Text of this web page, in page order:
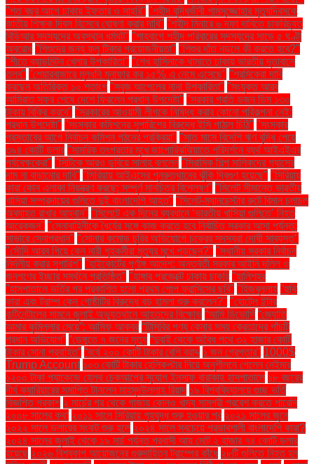
"শত বছর আগে ঢাকায় ইফতার ও সাহ্‌রি" "শহীদ বুদ্ধিজীবী শামসুজ্জোহার মৃত্যুদিবসকে
জাতীয় শিক্ষক দিবস হিসেবে ঘোষণা করার দাবি" "শহীদ মিনারে ৬ দফা দাবিতে চাকরিচ্যুত
বিডিআর সদস্যদের অবস্থান ধর্মঘট" "শাহবাগে শহীদ পরিবারের সদস্যদের সাড়ে ৫ ঘণ্টা
অবরোধ "শিশুদের জন্য ফ্লু টিকার প্রয়োজনীয়তা" "শিশুর দাঁত নড়লে কী করতে হবে?"
"শীতে ব্যাডমিন্টন খেলার উপকারিতা" "শেখ হাসিনাকে থামাতে ঢাকায় ভারতীয় দূতাবাসে
তলব" "শেয়ারবাজারে মূলধনি মুনাফার কর ১৫% এ নেমে এসেছে" "শ্রমিকেরা দাবি
করছেন অতিরিক্ত ১০ শতাংশ "সবুজ আপেলের নানা উপকারিতা" "সংযুক্ত আরব
আমিরাত সফর শেষে দেশে ফিরলেন প্রধান উপদেষ্টা" "সরকার প্রতি ডজন ডিম ১৩০
টাকায় বিক্রি করবে" "সরকারের আওয়ামী লীগকে নিষিদ্ধ করার কোনো পরিকল্পনা নেই:
প্রধান উপদেষ্টা" "সংস্কার কমিশনের সুপারিশের বিরুদ্ধে ইসি পাঠাল চিঠি" "সংস্কার
প্রস্তাবের আগে নির্বাচন কমিশন গঠনের প্রক্রিয়া" "সাত মাসে বিদেশি ঋণ বৃদ্ধি পেয়ে
৩৯৪ কোটি ডলার "সামরিক তৎপরতার মুখে জাপোরিঝঝিয়াতে পরিদর্শনে ব্যর্থ আইএইএর
পর্যবেক্ষকেরা" "সিটিকে আরও ডুবিয়ে সালাহ বললেন "সিরামিক শিল্প মালিকদের গ্যাসের
দাম না বাড়ানোর দাবি" "সিরিয়ায় আইএসের পুনরুত্থানের ঝুঁকি দ্বিগুণ হয়েছে" "সিরিয়ায়
কারা কোন এলাকা নিয়ন্ত্রণ করছে: সম্পূর্ণ মানচিত্র বিশ্লেষণ" "সিলেট সীমান্তে ভারতীয়
খাসিয়া সম্প্রদায়ের গুলিতে দুই বাংলাদেশি আহত" "সিলেট-ম্যানচেস্টার রুটে বিমান চলাচল
অব্যাহত রাখার আহ্বান" "সিলেটে এক দিনের ব্যবধানে ‘ভারতীয় খাসিয়া গু‌লিতে’ নিহত
আরেকজন" "সেনাবাহিনীকে ধৈর্যের সঙ্গে কাজ করতে হবে নির্বাচিত সরকার আসা পর্যন্ত:
সাভারে সেনাপ্রধান" "সোনার কমোড চুরির অভিযোগে চক্রের সদস্যরা দোষী সাব্যস্ত"
"সৌদি আরব গিয়ে কেন নারী গৃহকর্মীরা মৃত্যুর মুখে পড়ছেন?" "স্থানীয় সরকার নির্বাচন
নির্দলীয় করার সুপারিশ" "হাইকোর্টের পূর্ণাঙ্গ আদেশ: অন্তর্বর্তী সরকার আইনি দলিল ও
জনগণের ইচ্ছার সমর্থনে প্রতিষ্ঠিত" "হাঙ্গার প্রজেক্টে ঢাকায় চাকরি "হালিশহর
"হাসপাতালে ভর্তির পর প্রকাশিত হলো প্রথম পোপ ফ্রান্সিসের ছবি" "হিজবুল্লাহ "হুথি
কারা এবং ট্রাম্প কেন গোষ্ঠীটির বিরুদ্ধে বড় হামলা শুরু করলেন?" "হোটেল ইন্টার
কন্টিনেন্টালের সামনে জুলাই অভ্যুত্থানে আহতদের বিক্ষোভ “আমি ডিভোর্সি “জ্যোতি
আমার কুমিল্লার মেয়ে”: আসিফ আকবর “টিসিবির পণ্য কেনার সময় ক্রেতাদের পাঁচটি
প্রধান অভিযোগ” “ডেঙ্গুতে ৭ জনের মৃত্যু “দুবাই থেকে অবৈধ পথে ৩২ হাজার কোটি
টাকার সোনা প্রবাহিত” “বর্ষে ২০০ কোটি টাকার বেশি বরাদ্দ ১ জন গ্রেপ্তার" 1000$
Trump Account ১০৩ কোটি টাকার হেলিকপ্টার নিয়ে অনুশীলনে গেলেন নেইমার
১২০০ টাকা প্যাকেজে হেলথ চেকআপের সুযোগ ইনসাফ বারাকাহ হাসপাতালে ১৮ বছরের
দীর্ঘ ক্যারিয়ারের সমাপ্তি টানলেন মাহমুদউল্লাহ রিয়াদ ১৯ বিশ্ববিদ্যালয়ে গুচ্ছ ভর্তি
বিজ্ঞপ্তি প্রকাশ ২ মার্চের পর থেকে গাজায় কোনও খাদ্য সামগ্রী প্রবেশ করতে পারেনি
২০০৮ সালের কথা ২০১১ সালে সিরিয়ায় গৃহযুদ্ধ শুরু হওয়ার পর ২০২১ সালের জুনে
২০২২ সালে ডলারের সংকট শুরু হলে ২০২৪ সালে সবচেয়ে প্রভাবশালী বাংলাদেশি কারা?
২০২৪ সালের জুলাই থেকে ১৯ মার্চ পর্যন্ত প্রবাসী আয় মোট ২ হাজার ৭৪ কোটি ডলার
হয়েছে ২০২৬ বিশ্বকাপ আয়োজনের গুরুদায়িত্ব ট্রাম্পের কাঁধে ২৮টি গুলিতে নিহত হন